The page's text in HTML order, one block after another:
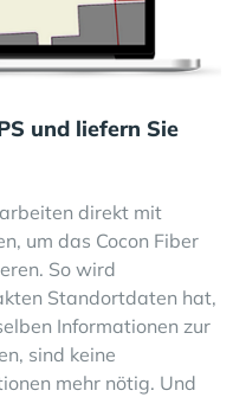
und liefern Sie
direkt mit
um das Cocon Fiber
So wird
Standortdaten hat,
Informationen zur
sind keine
mehr nötig. Und